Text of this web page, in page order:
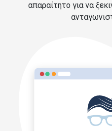
απαραίτητο για να